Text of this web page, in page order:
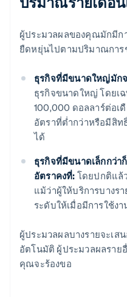
ผู้ประมวลผลของคุณมักมีก
ยืดหยุ่นไปตามปริมาณการ
ธุรกิจที่มีขนาดใหญ่มักจ
ธุรกิจขนาดใหญ่ โดยเ
100,000 ดอลลาร์ต่อเ
อัตราที่ต่ำกว่าหรือมีสิท
ได้
ธุรกิจที่มีขนาดเล็กกว่
อัตราคงที่: โดยปกติแล้
แม้ว่าผู้ให้บริการบางร
ระดับให้เมื่อมีการใช้ง
ผู้ประมวลผลบางรายจะเส
อัตโนมัติ ผู้ประมวลผลราย
คุณจะร้องขอ